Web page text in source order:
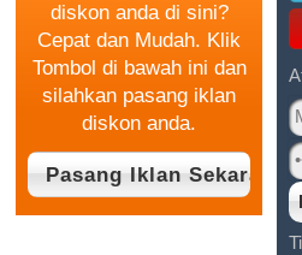
diskon anda di sini?
Cepat dan Mudah. Klik
Tombol di bawah ini dan
silahkan pasang iklan
diskon anda.